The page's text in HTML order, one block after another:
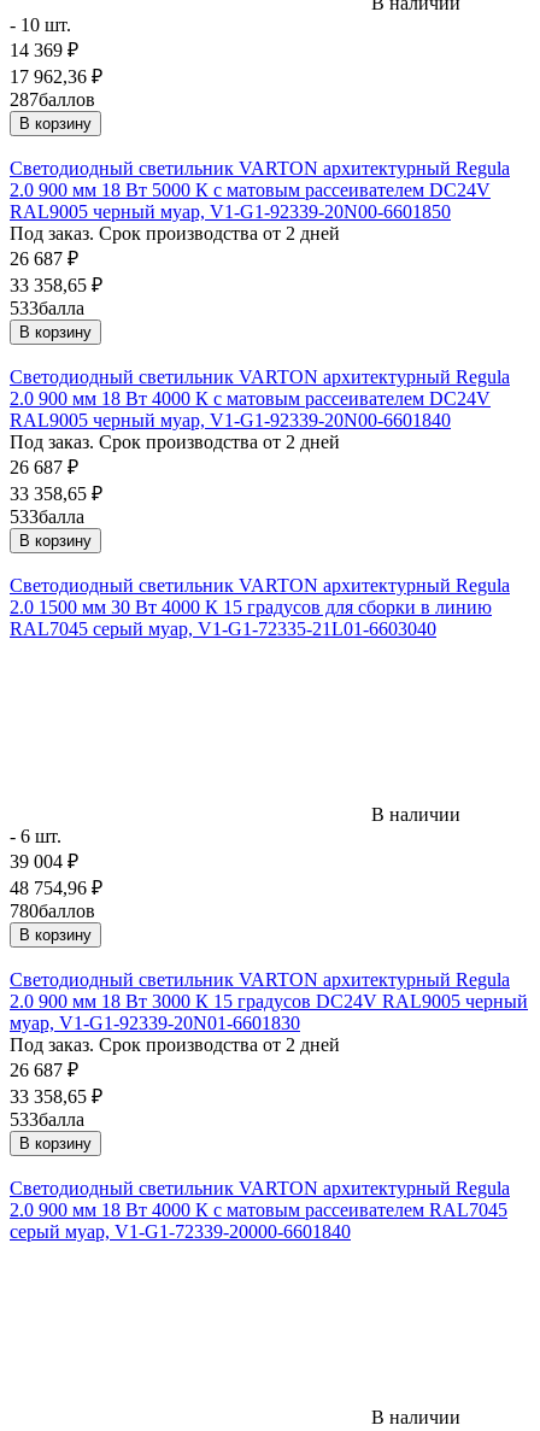
- 10 шт.
14 369 ₽
17 962,36 ₽
287баллов
В корзину
Светодиодный светильник VARTON архитектурный Regula
2.0 900 мм 18 Вт 5000 К с матовым рассеивателем DC24V
RAL9005 черный муар, V1-G1-92339-20N00-6601850
Под заказ. Срок производства от 2 дней
26 687 ₽
33 358,65 ₽
533балла
В корзину
Светодиодный светильник VARTON архитектурный Regula
2.0 900 мм 18 Вт 4000 К с матовым рассеивателем DC24V
RAL9005 черный муар, V1-G1-92339-20N00-6601840
Под заказ. Срок производства от 2 дней
26 687 ₽
33 358,65 ₽
533балла
В корзину
Светодиодный светильник VARTON архитектурный Regula
2.0 1500 мм 30 Вт 4000 К 15 градусов для сборки в линию
RAL7045 серый муар, V1-G1-72335-21L01-6603040
В наличии
- 6 шт.
39 004 ₽
48 754,96 ₽
780баллов
В корзину
Светодиодный светильник VARTON архитектурный Regula
2.0 900 мм 18 Вт 3000 К 15 градусов DC24V RAL9005 черный
муар, V1-G1-92339-20N01-6601830
Под заказ. Срок производства от 2 дней
26 687 ₽
33 358,65 ₽
533балла
В корзину
Светодиодный светильник VARTON архитектурный Regula
2.0 900 мм 18 Вт 4000 К с матовым рассеивателем RAL7045
серый муар, V1-G1-72339-20000-6601840
В наличии